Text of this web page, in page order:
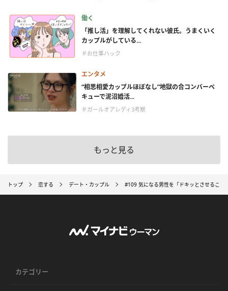
働く
「推し活」を理解してくれない彼氏。うまくいく
カップルがしている...
＃お仕事ハック
エンタメ
“相思相愛カップルほぼなし”地獄の合コンバーベ
キューで泥沼婚活...
＃ガールオアレディ3考察
もっと見る
トップ 恋する デート・カップル #109 気になる男性を「ドキッとさせること
カテゴリー